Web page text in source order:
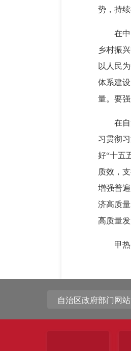
势，持
在
乡村振
以人民
体系建
量。要
在
习贯彻
好“十五
质效，
增强普
济高质
高质量发
甲
自治区政府部门网站